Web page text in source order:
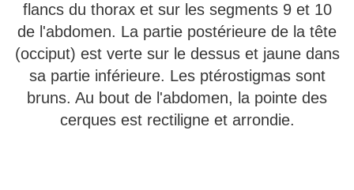
flancs du thorax et sur les segments 9 et 10
de l'abdomen. La partie postérieure de la tête
(occiput) est verte sur le dessus et jaune dans
sa partie inférieure. Les ptérostigmas sont
bruns. Au bout de l'abdomen, la pointe des
cerques est rectiligne et arrondie.